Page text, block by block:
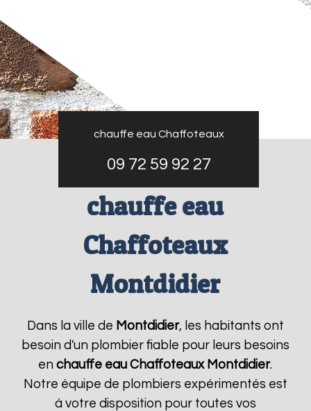
chauffe eau Chaffoteaux
09 72 59 92 27
chauffe eau
Chaffoteaux
Montdidier
Dans la ville de Montdidier, les habitants ont
besoin d'un plombier fiable pour leurs besoins
enchauffe eau Chaffoteaux Montdidier.
Notre équipe de plombiers expérimentés est
à votre disposition pour toutes vos